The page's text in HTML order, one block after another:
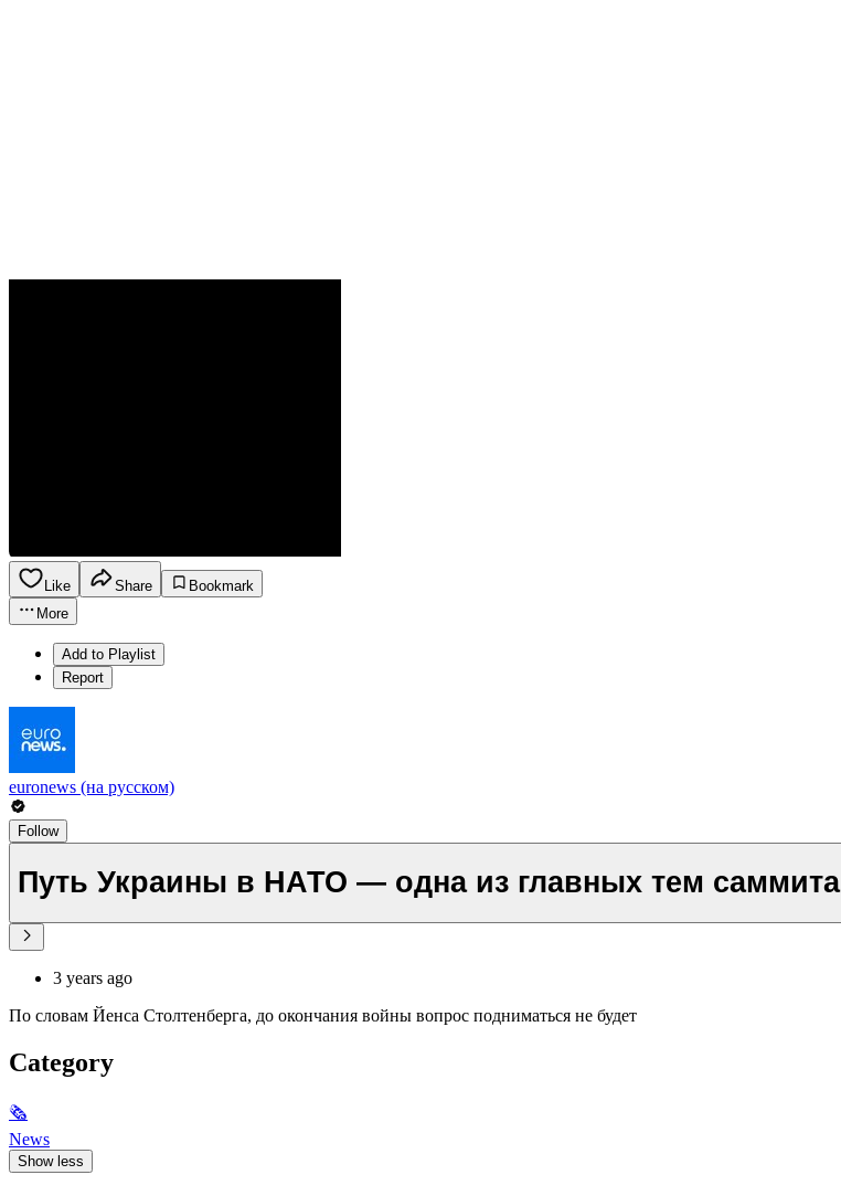
Like Share
Bookmark
More
Add to Playlist
Report
euronews (на русском)
Follow
Путь Украины в НАТО — одна из главных тем саммита
3 years ago
По словам Йенса Столтенберга, до окончания войны вопрос подниматься не будет
Category
🗞
News
Show less